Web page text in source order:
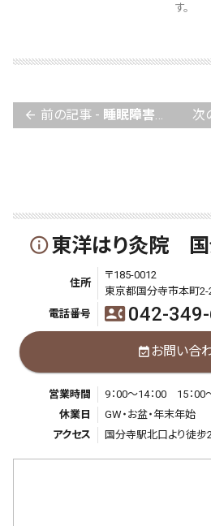
す。
arrow_back 前の記事 - 睡眠障害をスッキリ解消したい方へ 次
info_outline東洋はり灸院
住所
〒185-0012
東京都国分寺市本町2-
電話番号
contact_phone 042-
event_availableお問い合
営業時間
9：00～14：00 15：00
休業日
GW・お盆・年末年始
アクセス
国分寺駅北口より徒步